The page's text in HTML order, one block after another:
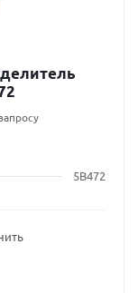
5B472